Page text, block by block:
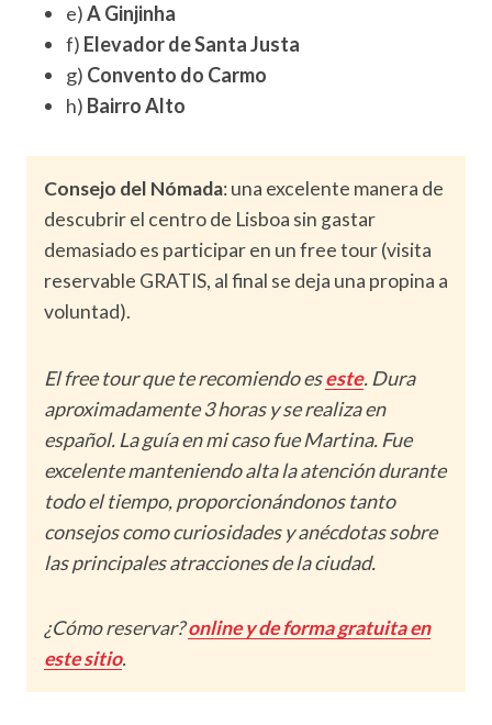
e)A Ginjinha
f) Elevador de Santa Justa
g) Convento do Carmo
h) Bairro Alto
Consejo del Nómada: una excelente manera de
descubrir el centro de Lisboa sin gastar
demasiado es participar en un free tour (visita
reservable GRATIS, al final se deja una propina a
voluntad).
El free tour que te recomiendo eseste. Dura
aproximadamente 3 horas y se realiza en
español. La guía en mi caso fue Martina. Fue
excelente manteniendo alta la atención durante
todo el tiempo, proporcionándonos tanto
consejos como curiosidades y anécdotas sobre
las principales atracciones de la ciudad.
¿Cómo reservar?online y de forma gratuita en
este sitio.